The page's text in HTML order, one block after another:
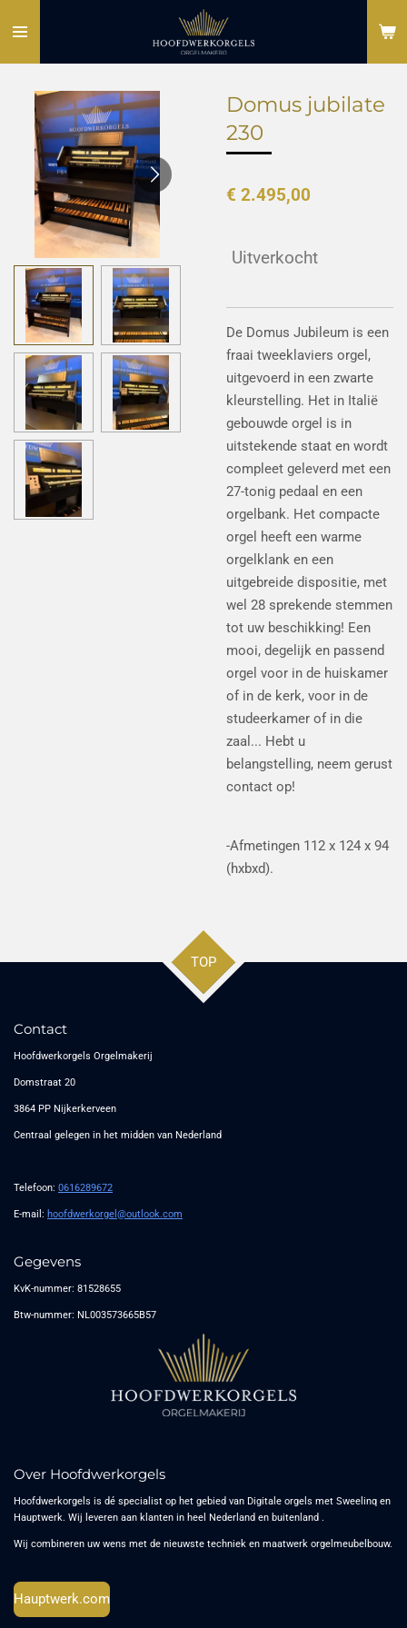
direct
naar
hoofdinhoud
Domus jubilate
230
€ 2.495,00
Uitverkocht
De Domus Jubileum is een
fraai tweeklaviers orgel,
uitgevoerd in een zwarte
kleurstelling. Het in Italië
gebouwde orgel is in
uitstekende staat en wordt
compleet geleverd met een
27-tonig pedaal en een
orgelbank. Het compacte
orgel heeft een warme
orgelklank en een
uitgebreide dispositie, met
wel 28 sprekende stemmen
tot uw beschikking! Een
mooi, degelijk en passend
orgel voor in de huiskamer
of in de kerk, voor in de
studeerkamer of in die
zaal... Hebt u
belangstelling, neem gerust
contact op!
-Afmetingen 112 x 124 x 94
(hxbxd).
TOP
Contact
Hoofdwerkorgels Orgelmakerij
Domstraat 20
3864 PP Nijkerkerveen
Centraal gelegen in het midden van Nederland
Telefoon: 0616289672
E-mail: hoofdwerkorgel@outlook.com
Gegevens
KvK-nummer: 81528655
Btw-nummer: NL003573665B57
Over Hoofdwerkorgels
Hoofdwerkorgels is dé specialist op het gebied van Digitale orgels met Sweelinq en
Hauptwerk. Wij leveren aan klanten in heel Nederland en buitenland .
Wij combineren uw wens met de nieuwste techniek en maatwerk orgelmeubelbouw.
Hauptwerk.com